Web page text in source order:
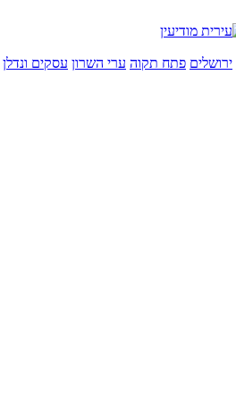
ירושלים פתח תקוה ערי השרון עסקים ונדלן